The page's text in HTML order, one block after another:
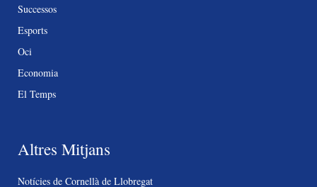
Successos
Esports
Oci
Economia
El Temps
Altres Mitjans
Notícies de Cornellà de Llobregat